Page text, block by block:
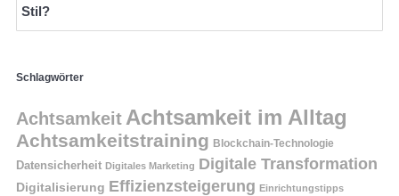
Stil?
Schlagwörter
Achtsamkeit Achtsamkeit im Alltag
Achtsamkeitstraining Blockchain-Technologie
Datensicherheit Digitales Marketing Digitale Transformation
Digitalisierung Effizienzsteigerung Einrichtungstipps